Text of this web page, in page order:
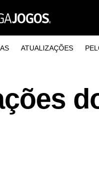
ATUALIZAÇÕES